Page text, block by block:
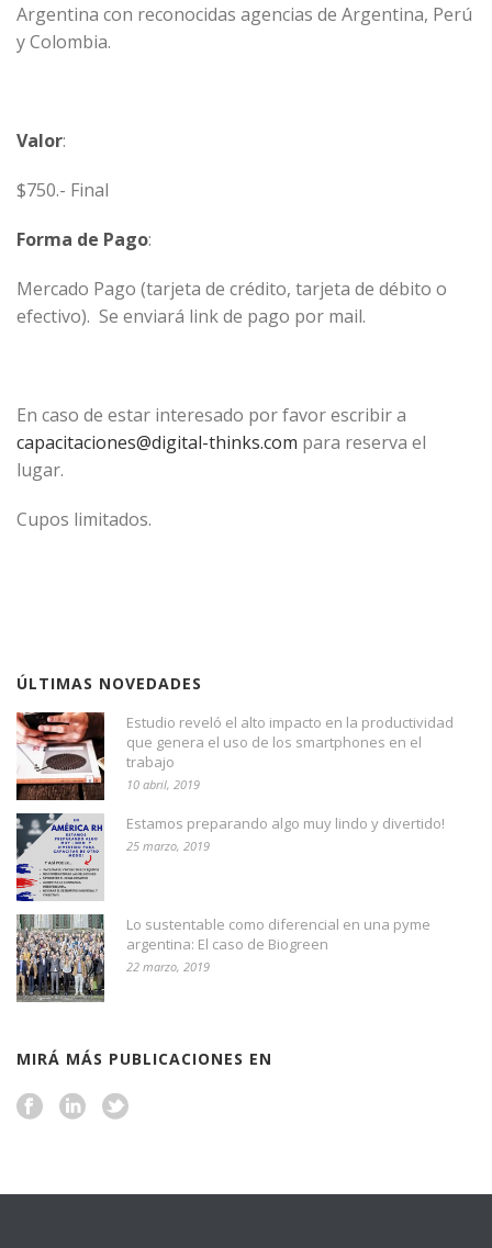
Argentina con reconocidas agencias de Argentina, Perú
y Colombia.
Valor:
$750.- Final
Forma de Pago:
Mercado Pago (tarjeta de crédito, tarjeta de débito o
efectivo). Se enviará link de pago por mail.
En caso de estar interesado por favor escribir a
capacitaciones@digital-thinks.com para reserva el
lugar.
Cupos limitados.
ÚLTIMAS NOVEDADES
Estudio reveló el alto impacto en la productividad
que genera el uso de los smartphones en el
trabajo
10 abril, 2019
Estamos preparando algo muy lindo y divertido!
25 marzo, 2019
Lo sustentable como diferencial en una pyme
argentina: El caso de Biogreen
22 marzo, 2019
MIRÁ MÁS PUBLICACIONES EN